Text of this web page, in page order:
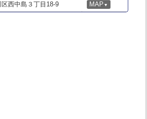
西中島３丁目18-9 MAP ▼